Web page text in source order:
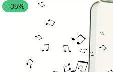
–35%